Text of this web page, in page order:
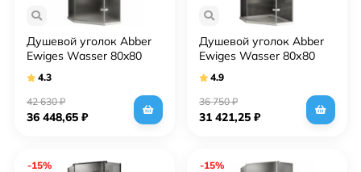
Душевой уголок Abber
Ewiges Wasser 80x80
Хром стекло матовое
4.3
42 630₽
36 448,65 ₽
Душевой уголок Abber
Ewiges Wasser 80х80
стекло прозрачное
4.9
36 750₽
31 421,25 ₽
-15% -15%